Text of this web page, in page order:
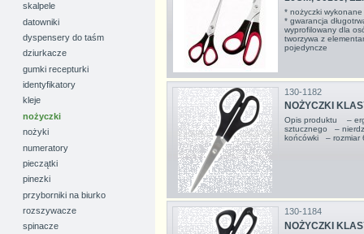
skalpele
datowniki
dyspensery do taśm
dziurkacze
gumki recepturki
identyfikatory
kleje
nożyczki
nożyki
numeratory
pieczątki
pinezki
przyborniki na biurko
rozszywacze
spinacze
* nożyczki
* gwarancja
wyprofilowany dla
tworzywa z
pojedyncze
130-1182
NOŻYCZKI
Opis produktu –
sztucznego –
końcówki – rozmiar
130-1184
NOŻYCZKI